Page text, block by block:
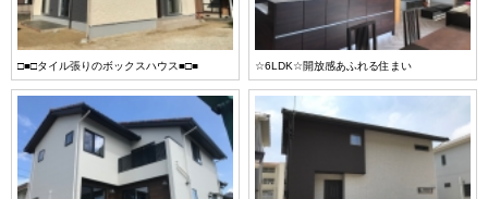
□■□タイル張りのボックスハウス■□■ ☆6LDK☆開放感あふれる住まい